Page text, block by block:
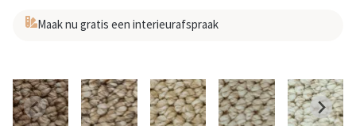
Maak nu gratis een interieurafspraak